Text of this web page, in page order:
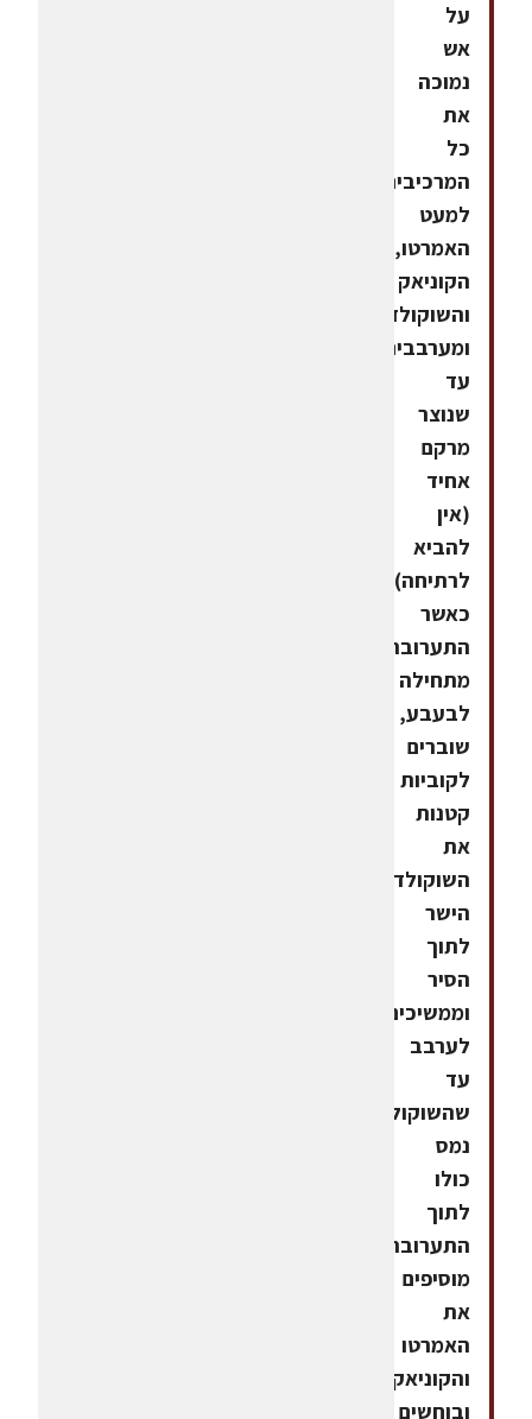
על
אש
נמוכה
את
כל
המרכיבים
למעט
האמרטו,
הקוניאק
והשוקולד
ומערבבים
עד
שנוצר
מרקם
אחיד
(אין
להביא
לרתיחה).
כאשר
התערובת
מתחילה
לבעבע,
שוברים
לקוביות
קטנות
את
השוקולד
הישר
לתוך
הסיר
וממשיכים
לערבב
עד
שהשוקולד
נמס
כולו
לתוך
התערובת.
מוסיפים
את
האמרטו
והקוניאק
ובוחשים